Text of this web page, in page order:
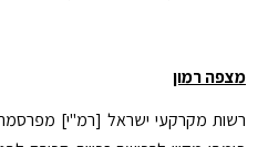
מצפה רמון
רשות מקרקעי ישראל [רמ"י]